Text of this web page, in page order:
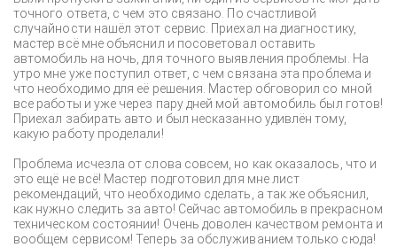
точного ответа, с чем это связано. По счастливой
случайности нашёл этот сервис. Приехал на диагностику,
мастер всё мне объяснил и посоветовал оставить
автомобиль на ночь, для точного выявления проблемы. На
утро мне уже поступил ответ, с чем связана эта проблема и
что необходимо для её решения. Мастер обговорил со мной
все работы и уже через пару дней мой автомобиль был готов!
Приехал забирать авто и был несказанно удивлён тому,
какую работу проделали!
Проблема исчезла от слова совсем, но как оказалось, что и
это ещё не всё! Мастер подготовил для мне лист
рекомендаций, что необходимо сделать, а так же объяснил,
как нужно следить за авто! Сейчас автомобиль в прекрасном
техническом состоянии! Очень доволен качеством ремонта и
вообщем сервисом! Теперь за обслуживанием только сюда!